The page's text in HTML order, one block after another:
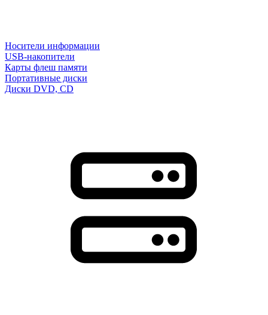
Носители информации
USB-накопители
Карты флеш памяти
Портативные диски
Диски DVD, CD